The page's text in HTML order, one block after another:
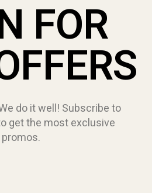
FOR
do it well! Subscribe to
get the most exclusive
promos.